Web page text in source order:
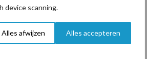
device scanning.
Alles afwijzen Alles accepteren
Bemesting